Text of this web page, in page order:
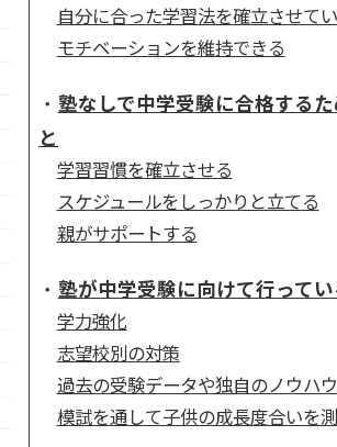
自分に合った学習法を確立させて
モチベーションを維持できる
塾なしで中学受験に合格する
と
学習習慣を確立させる
スケジュールをしっかりと立てる
親がサポートする
塾が中学受験に向けて行って
学力強化
志望校別の対策
過去の受験データや独自のノウハ
模試を通して子供の成長度合いを